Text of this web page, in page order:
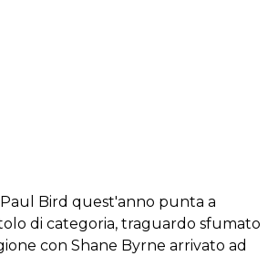
Bird quest'anno punta a
di categoria, traguardo sfumato
con Shane Byrne arrivato ad